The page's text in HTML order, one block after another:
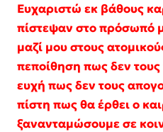
Ευχαριστώ εκ βάθους
πίστεψαν στο πρόσωπό
μαζί μου στους
πεποίθηση πως δεν
ευχή πως δεν τους
πίστη πως θα έρθει ο
ξανανταμώσουμε σε